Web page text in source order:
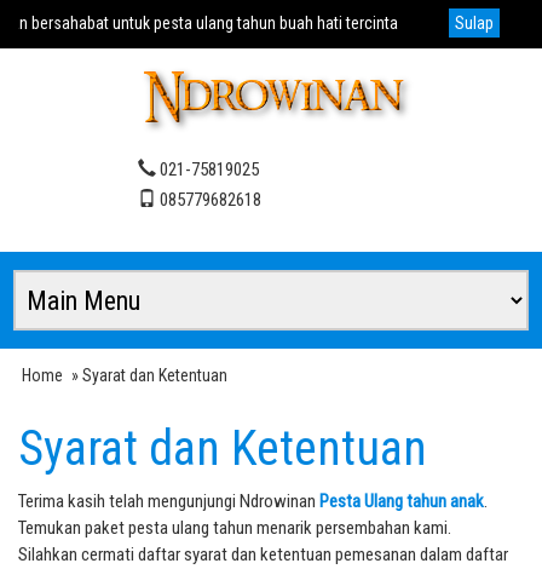
bersahabat untuk pesta ulang tahun buah hati tercinta Sulap
021-75819025
085779682618
Home » Syarat dan Ketentuan
Syarat dan Ketentuan
Terima kasih telah mengunjungi Ndrowinan Pesta Ulang tahun anak.
Temukan paket pesta ulang tahun menarik persembahan kami.
Silahkan cermati daftar syarat dan ketentuan pemesanan dalam daftar